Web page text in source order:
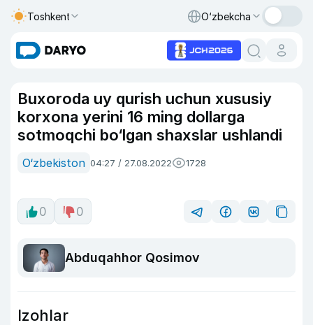
Toshkent O‘zbekcha
Buxoroda uy qurish uchun xususiy
korxona yerini 16 ming dollarga
sotmoqchi bo‘lgan shaxslar ushlandi
O‘zbekiston 04:27 / 27.08.2022 1728
0 0
Abduqahhor Qosimov
Izohlar